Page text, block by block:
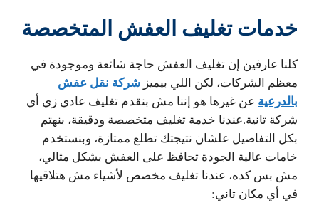
خدمات تغليف العفش المتخصصة
كلنا عارفين إن تغليف العفش حاجة شائعة وموجودة في
معظم الشركات، لكن اللي بيميز شركة نقل عفش
بالدرعية عن غيرها هو إننا مش بنقدم تغليف عادي زي أي
شركة تانية.عندنا خدمة تغليف متخصصة ودقيقة، بنهتم
بكل التفاصيل علشان نتيجتك تطلع ممتازة، وبنستخدم
خامات عالية الجودة تحافظ على العفش بشكل مثالي،
مش بس كده، عندنا تغليف مخصص لأشياء مش هتلاقيها
في أي مكان تاني: